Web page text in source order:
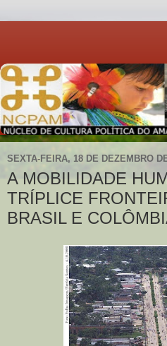
SEXTA-FEIRA, 18 DE DEZEMBRO
A MOBILIDADE
TRÍPLICE
BRASIL E